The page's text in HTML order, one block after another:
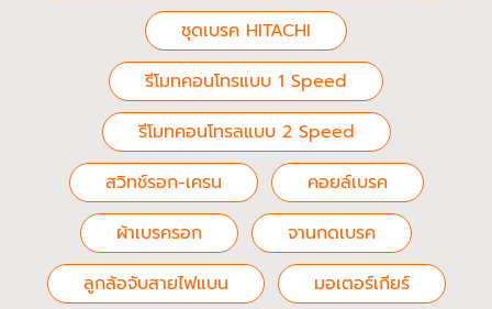
ชุดเบรค HITACHI
รีโมทคอนโทรแบบ 1 Speed
รีโมทคอนโทรลแบบ 2 Speed
สวิทช์รอก-เครน
คอยล์เบรค
ผ้าเบรครอก
จานกดเบรค
ลูกล้อจับสายไฟแบน
มอเตอร์เกียร์